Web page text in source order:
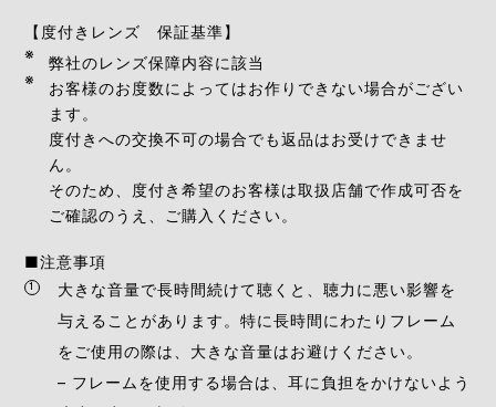
【度付きレンズ 保証基準】
弊社のレンズ保障内容に該当
お客様のお度数によってはお作りできない場合がござい
ます。
度付きへの交換不可の場合でも返品はお受けできませ
ん。
そのため、度付き希望のお客様は取扱店舗で作成可否を
ご確認のうえ、ご購⼊ください。
■注意事項
大きな音量で長時間続けて聴くと、聴力に悪い影響を
与えることがあります。特に長時間にわたりフレーム
をご使用の際は、大きな音量はお避けください。
– フレームを使用する場合は、耳に負担をかけないよう